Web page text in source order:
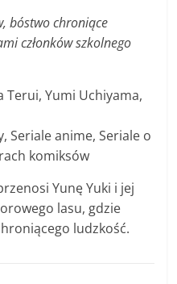
bóstwo chroniące
członków szkolnego
Terui, Yumi Uchiyama,
Seriale anime, Seriale o
komiksów
Yunę Yuki i jej
lasu, gdzie
ludzkość.